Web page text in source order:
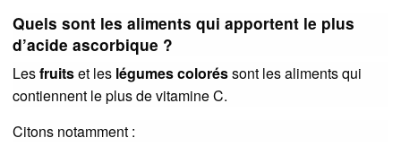
Quels sont les aliments qui apportent le plus
d’acide ascorbique ?
Lesfruitset les légumes coloréssont les aliments qui
contiennent le plus de vitamine C.
Citons notamment :